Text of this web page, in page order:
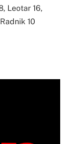
Leotar 16,
10